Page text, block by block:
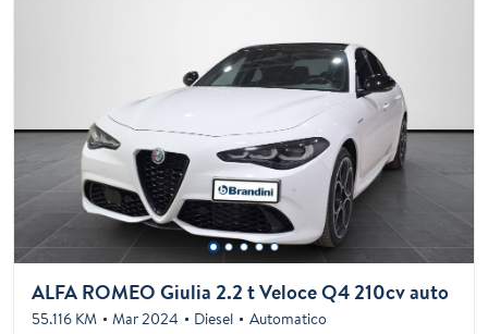
ALFA ROMEO Giulia 2.2 t Veloce Q4 210cv auto
55.116 KM Mar 2024 Diesel Automatico